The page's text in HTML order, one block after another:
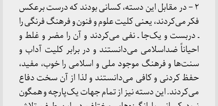
۲ – در مقابل این دسته، کسانی بودند که درست برعکس
فکر می‌کردند، یعنی کلیت علوم و فنون و فرهنگ فرنگی را
ـ دربست و یک‌جا ـ نفی می‌کردند و آن را مضر و غلط و
احیاناً ضداسلامی می‌دانستند و در برابر کلیت آداب و
سنت‌ها و فرهنگ موجود ملی و اسلامی را خوب، مفید،
حفظ کردنی و کافی می‌دانستند و لذا از آن سخت دفاع
می‌کردند. این دسته نیز از تمام جهات یک‌پارچه و همگون